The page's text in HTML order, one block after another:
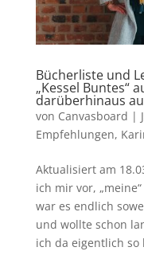
Bücherliste und
„Kessel Buntes“
darüberhinaus
von Canvasboard |
Empfehlungen,
Aktualisiert am
ich mir vor,
war es endlich
und wollte schon
ich da eigentlich so